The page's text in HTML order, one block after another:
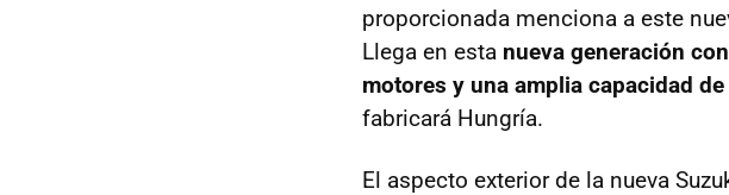
proporcionada menciona a este
Llega en esta nueva generación
motores y una amplia capacidad
fabricará Hungría.
El aspecto exterior de la nueva